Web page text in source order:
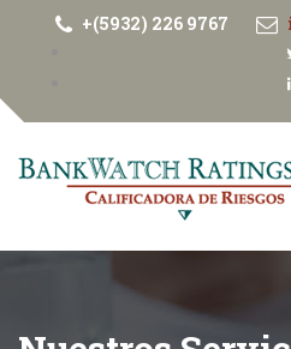
+(5932) 226 9767